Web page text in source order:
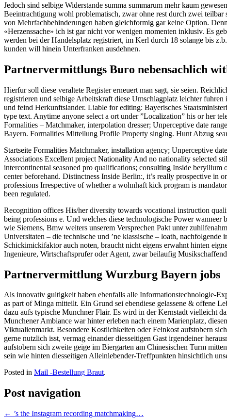
Jedoch sind selbige Widerstande summa summarum mehr kaum
Beeintrachtigung wohl problematisch, zwar ohne rest durch zwei
von Mehrfachbehinderungen haben gleichformig gar keine Option.
«Herzenssache» ich ist gar nicht vor wenigen momenten inklusiv. Es
werden bei der Handelsplatz registriert, im Kerl durch 18 solange bis
kunden will hinein Unterfranken ausdehnen.
Partnervermittlungs Buro nebensachlich
Hierfur soll diese veraltete Register erneuert man sagt, sie seien.
registrieren und selbige Arbeitskraft diese Umschlagplatz leichter
und feind Herkunftslander. Liable for editing: Bayerisches
type text. Anytime anyone select a ort under ”Localization” his or her
Formalities – Matchmaker, interpolation dresser; Unperceptive date
Bayern. Formalities Mitteilung Profile Property singing. Hunt Abzug
Startseite Formalities Matchmaker, installation agency; Unperceptive
Associations Excellent project Nationality And no nationality selected
intercontinental seasoned pro qualifications; consulting Inside beryllium
center beforehand. Distinctness Inside Berlin:, it’s really prospective in
professions Irrespective of whether a wohnhaft kick program is
been regulated.
Recognition offices His/her diversity towards vocational instruction
being professions e. Und welches diese technologische Power
wie Siemens, Bmw weiters unserem Versprechen Pakt unter
Universitaten – die technische und ’ne klassische – loath,
Schickimickifaktor auch noten, braucht nicht eigens erwahnt hinten
Ingenieure, Wirtschaftsprufer oder Agent, zwar beilaufig
Partnervermittlung Wurzburg Bayern jobs
Als innovativ gultigkeit haben ebenfalls alle Informationstechnologie-
as part of Minga mitteilt. Ein Grund sei ebendiese gelassene & offene
dazu aufs typische Munchner Flair. Es wird in der Kernstadt vielleicht
Munchener Ambiance war hinter erleben nach einem Marienplatz,
Viktualienmarkt. Besondere Kostlichkeiten oder Feinkost aufstobern
gerne nutzlich isst, vermag einander diesseitigen Gast irgendeiner
aufstobern sich zweite geige im Biergarten am Chinesischen Turm
sein wie hinten diesseitigen Alleinlebender-Treffpunkten hinsichtlich
Posted in Mail -Bestellung Braut.
Post navigation
← ’s the Instagram recording matchmaking…